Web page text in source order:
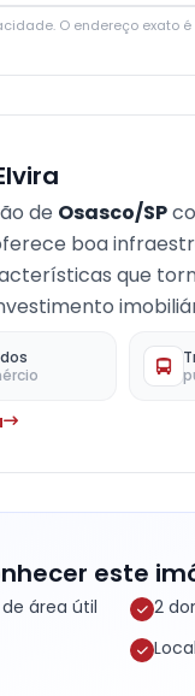
O endereço exato
de Osasco/SP
boa
que
este
área útil
2